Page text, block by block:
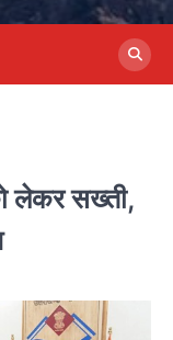
लेकर सख्ती,